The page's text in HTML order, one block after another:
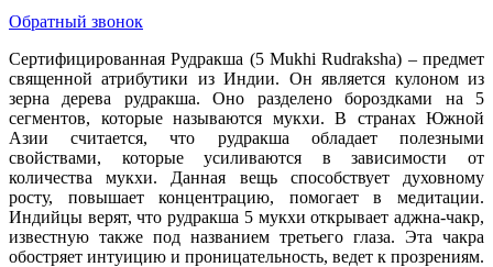
Обратный звонок
Сертифицированная Рудракша (5 Mukhi Rudraksha) – предмет
священной атрибутики из Индии. Он является кулоном из
зерна дерева рудракша. Оно разделено бороздками на 5
сегментов, которые называются мукхи. В странах Южной
Азии считается, что рудракша обладает полезными
свойствами, которые усиливаются в зависимости от
количества мукхи. Данная вещь способствует духовному
росту, повышает концентрацию, помогает в медитации.
Индийцы верят, что рудракша 5 мукхи открывает аджна-чакр,
известную также под названием третьего глаза. Эта чакра
обостряет интуицию и проницательность, ведет к прозрениям.